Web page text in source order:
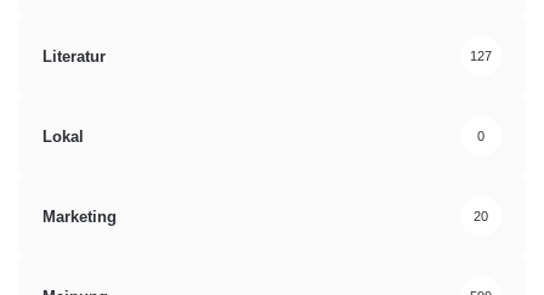
Literatur 127
Lokal 0
Marketing 20